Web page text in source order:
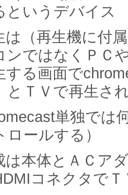
というデバイス
は（再生機に付
ンではなくＰＣ
する画面で
とＴＶで再生さ
単独では
ールする）
は本体とＡＣア
コネクタでＴ